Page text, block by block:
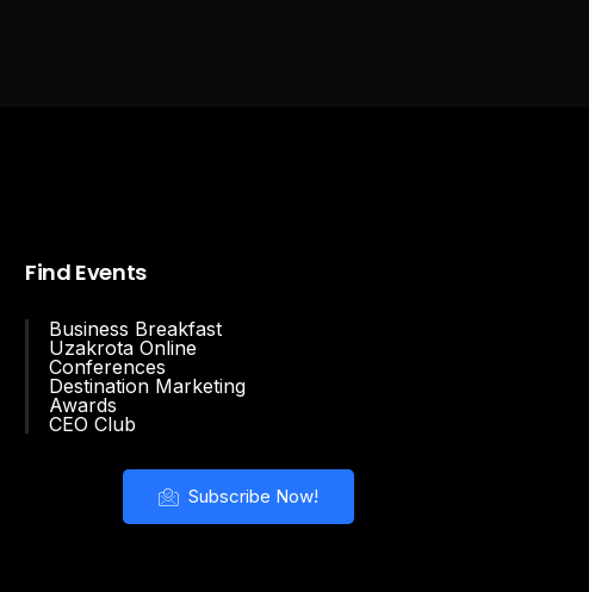
Find Events
Business Breakfast
Uzakrota Online
Conferences
Destination Marketing
Awards
CEO Club
Subscribe Now!